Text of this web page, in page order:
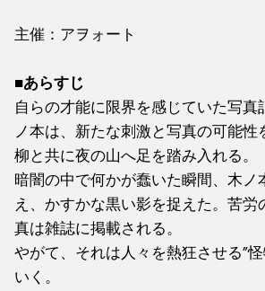
主催：アヲォート
■あらすじ
自らの才能に限界を感じていた写真
ノ本は、新たな刺激と写真の可能
柳と共に夜の山へ足を踏み入れる。
暗闇の中で何かが蠢いた瞬間、木ノ
え、かすかな黒い影を捉えた。苦労
真は雑誌に掲載される。
やがて、それは人々を熱狂させる”
いく。